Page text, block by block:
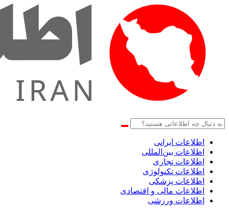
اطلاعات‌ ‎ایرانی
اطلاعات بین‌المللی
اطلاعات تجاری
اطلاعات تکنولوژی
اطلاعات پزشکی
اطلاعات مالی و اقتصادی
اطلاعات ورزشی